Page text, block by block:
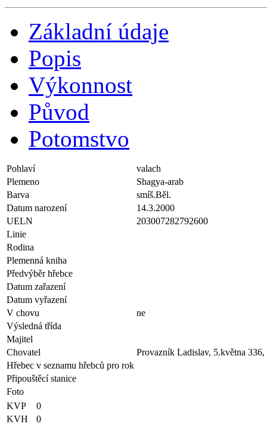
Základní údaje
Popis
Výkonnost
Původ
Potomstvo
Pohlaví
valach
Plemeno
Shagya-arab
Barva
smíš.Běl.
Datum narození
14.3.2000
UELN
203007282792600
Linie
Rodina
Plemenná kniha
Předvýběr hřebce
Datum zařazení
Datum vyřazení
V chovu
ne
Výsledná třída
Majitel
Chovatel
Provazník Ladislav, 5.května
Hřebec v seznamu hřebců pro rok
Připouštěcí stanice
Foto
KVP
0
KVH
0